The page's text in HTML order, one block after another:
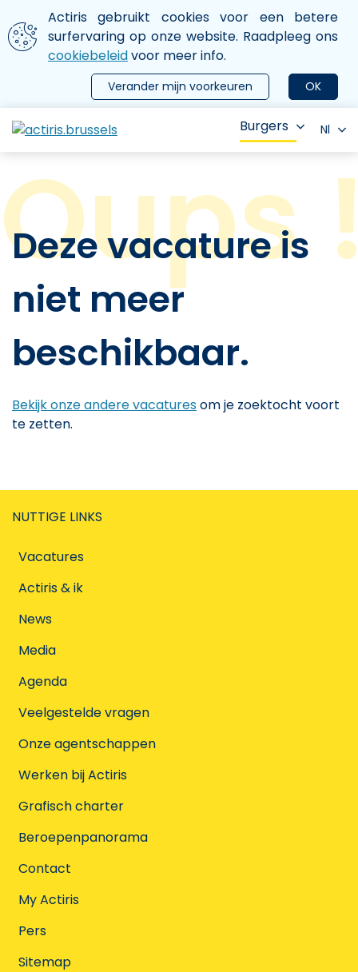
Aller au contenu principal
We gebruiken cookies
Actiris gebruikt cookies voor een betere
surfervaring op onze website. Raadpleeg ons
cookiebeleidvoor meer info.
OK
Verander mijn voorkeuren
le menu
Burgers Nl
Deze vacature is
niet meer
beschikbaar.
Bekijk onze andere vacaturesom je zoektocht voort
te zetten.
NUTTIGE LINKS
Vacatures
Actiris & ik
News
Media
Agenda
Veelgestelde vragen
Onze agentschappen
Werken bij Actiris
Grafisch charter
Beroepenpanorama
Contact
My Actiris
Pers
Sitemap